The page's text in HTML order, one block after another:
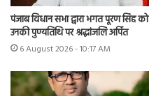
पंजाब विधान सभा द्वारा भगत पूरण सिंह को
उनकी पुण्यतिथि पर श्रद्धांजलि अर्पित
6 August 2026 - 10:17 AM